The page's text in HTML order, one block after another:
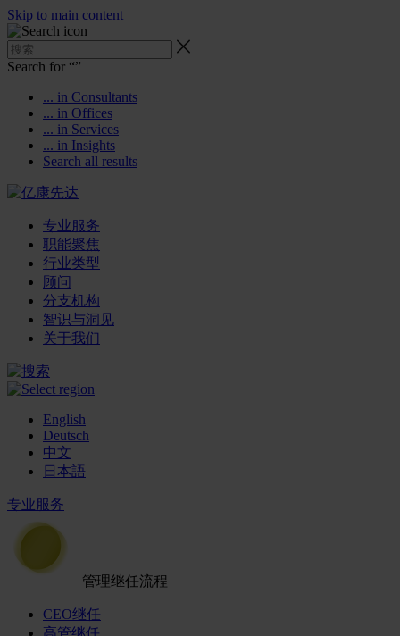
Skip to main content
Search for “”
... in Consultants
... in Offices
... in Services
... in Insights
Search all results
专业服务
职能聚焦
行业类型
顾问
分支机构
智识与洞见
关于我们
English
Deutsch
中文
日本語
专业服务
管理继任流程
CEO继任
高管继任